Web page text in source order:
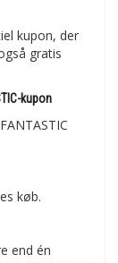
kupon, der
gratis
kupon
køb.
end én